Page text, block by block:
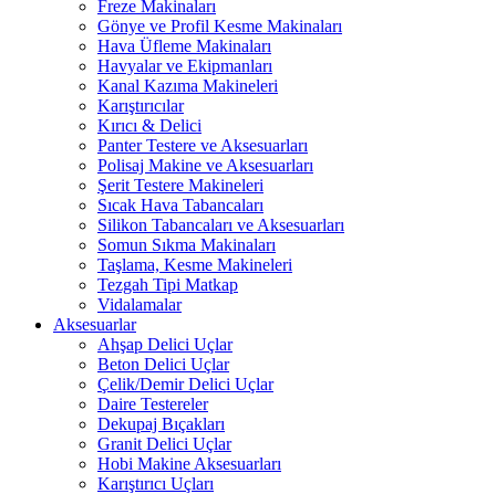
Freze Makinaları
Gönye ve Profil Kesme Makinaları
Hava Üfleme Makinaları
Havyalar ve Ekipmanları
Kanal Kazıma Makineleri
Karıştırıcılar
Kırıcı & Delici
Panter Testere ve Aksesuarları
Polisaj Makine ve Aksesuarları
Şerit Testere Makineleri
Sıcak Hava Tabancaları
Silikon Tabancaları ve Aksesuarları
Somun Sıkma Makinaları
Taşlama, Kesme Makineleri
Tezgah Tipi Matkap
Vidalamalar
Aksesuarlar
Ahşap Delici Uçlar
Beton Delici Uçlar
Çelik/Demir Delici Uçlar
Daire Testereler
Dekupaj Bıçakları
Granit Delici Uçlar
Hobi Makine Aksesuarları
Karıştırıcı Uçları